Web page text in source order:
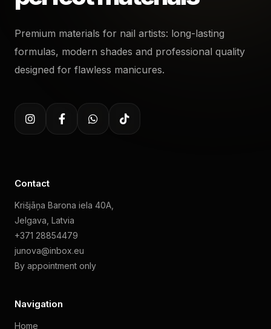
Premium materials for nail artists: long-lasting
formulas, modern shades and professional quality
designed for flawless manicures.
Contact
Krišjāņa Barona iela 40A,
Jelgava, Latvia
+371 28854479
junova@inbox.eu
By appointment only
Navigation
Home